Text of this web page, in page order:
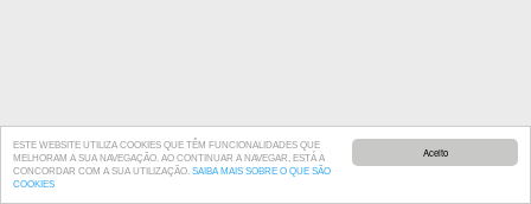
Aceito
ESTE WEBSITE UTILIZA COOKIES QUE TÊM FUNCIONALIDADES QUE
MELHORAM A SUA NAVEGAÇÃO. AO CONTINUAR A NAVEGAR, ESTÁ A
CONCORDAR COM A SUA UTILIZAÇÃO. SAIBA MAIS SOBRE O QUE SÃO
COOKIES